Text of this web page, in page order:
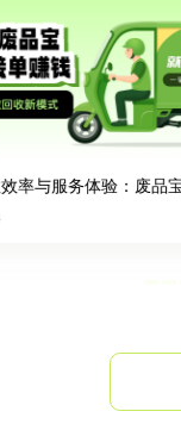
服务体验：废品宝平台